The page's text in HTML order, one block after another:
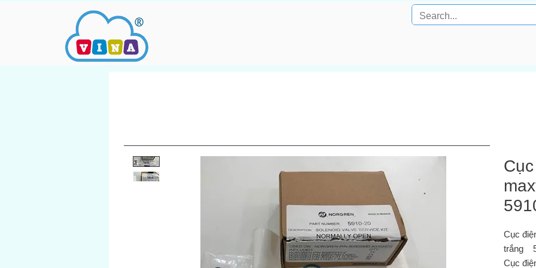
Cục
trắng
Cục